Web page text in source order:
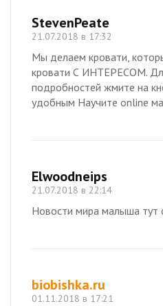
StevenPeate
21.07.2018 в 17:32
Мы делаем кровати,
кровати С ИНТЕРЕСОМ.
подробностей жмите на
удобным Научите online
Elwoodneips
21.07.2018 в 22:14
Новости мира малыша тут
biobishka.ru
01.11.2018 в 17:21